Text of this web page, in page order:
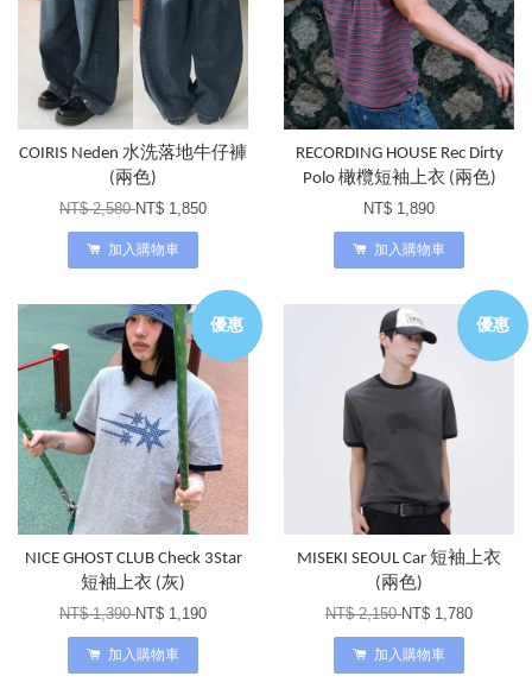
COIRIS Neden 水洗落地牛仔褲
(兩色)
NT$ 2,580NT$ 1,850
加入購物車
RECORDING HOUSE Rec Dirty
Polo 橄欖短袖上衣 (兩色)
NT$ 1,890
加入購物車
優惠
NICE GHOST CLUB Check 3Star
短袖上衣 (灰)
NT$ 1,390NT$ 1,190
加入購物車
優惠
MISEKI SEOUL Car 短袖上衣
(兩色)
NT$ 2,150NT$ 1,780
加入購物車